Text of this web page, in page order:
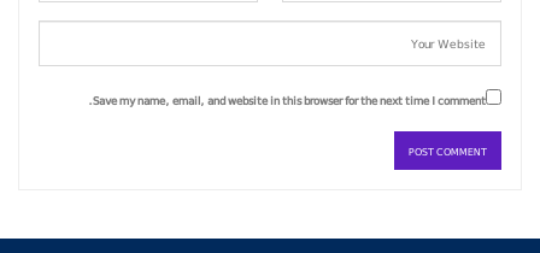
Save my name, email, and website in this browser for the next time I comment.